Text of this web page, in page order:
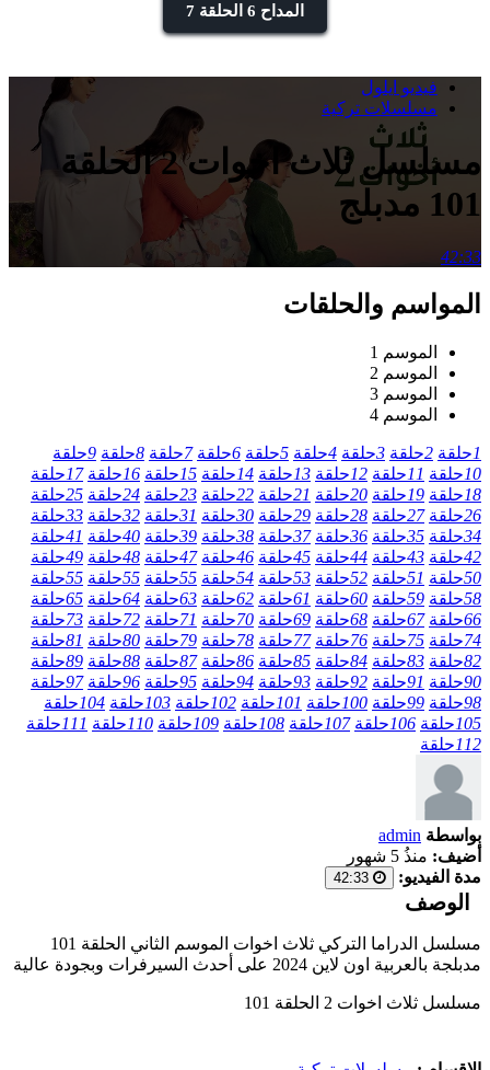
المداح 6 الحلقة 7
فيديو ايلول
مسلسلات تركية
مسلسل ثلاث اخوات 2 الحلقة
101 مدبلج
42:33
المواسم والحلقات
الموسم 1
الموسم 2
الموسم 3
الموسم 4
1حلقة 2حلقة 3حلقة 4حلقة 5حلقة 6حلقة 7حلقة 8حلقة 9حلقة
10حلقة 11حلقة 12حلقة 13حلقة 14حلقة 15حلقة 16حلقة 17حلقة
18حلقة 19حلقة 20حلقة 21حلقة 22حلقة 23حلقة 24حلقة 25حلقة
26حلقة 27حلقة 28حلقة 29حلقة 30حلقة 31حلقة 32حلقة 33حلقة
34حلقة 35حلقة 36حلقة 37حلقة 38حلقة 39حلقة 40حلقة 41حلقة
42حلقة 43حلقة 44حلقة 45حلقة 46حلقة 47حلقة 48حلقة 49حلقة
50حلقة 51حلقة 52حلقة 53حلقة 54حلقة 55حلقة 55حلقة 55حلقة
58حلقة 59حلقة 60حلقة 61حلقة 62حلقة 63حلقة 64حلقة 65حلقة
66حلقة 67حلقة 68حلقة 69حلقة 70حلقة 71حلقة 72حلقة 73حلقة
74حلقة 75حلقة 76حلقة 77حلقة 78حلقة 79حلقة 80حلقة 81حلقة
82حلقة 83حلقة 84حلقة 85حلقة 86حلقة 87حلقة 88حلقة 89حلقة
90حلقة 91حلقة 92حلقة 93حلقة 94حلقة 95حلقة 96حلقة 97حلقة
98حلقة 99حلقة 100حلقة 101حلقة 102حلقة 103حلقة 104حلقة
105حلقة 106حلقة 107حلقة 108حلقة 109حلقة 110حلقة 111حلقة
112حلقة
بواسطة admin
أضيف: منذُ 5 شهور
مدة الفيديو:
الوصف
مسلسل الدراما التركي ثلاث اخوات الموسم الثاني الحلقة 101
مدبلجة بالعربية اون لاين 2024 على أحدث السيرفرات وبجودة عالية
مسلسل ثلاث اخوات 2 الحلقة 101